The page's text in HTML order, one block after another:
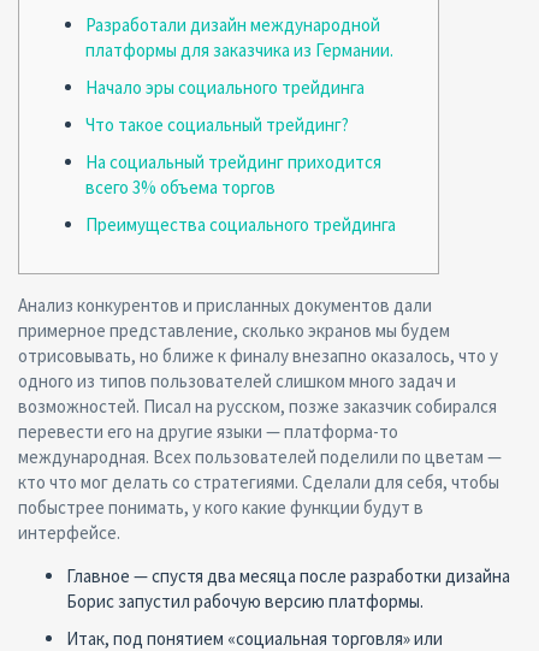
Разработали дизайн международной
платформы для заказчика из Германии.
Начало эры социального трейдинга
Что такое социальный трейдинг?
На социальный трейдинг приходится
всего 3% объема торгов
Преимущества социального трейдинга
Анализ конкурентов и присланных документов дали
примерное представление, сколько экранов мы будем
отрисовывать, но ближе к финалу внезапно оказалось, что у
одного из типов пользователей слишком много задач и
возможностей. Писал на русском, позже заказчик собирался
перевести его на другие языки — платформа-то
международная. Всех пользователей поделили по цветам —
кто что мог делать со стратегиями. Сделали для себя, чтобы
побыстрее понимать, у кого какие функции будут в
интерфейсе.
Главное — спустя два месяца после разработки дизайна
Борис запустил рабочую версию платформы.
Итак, под понятием «социальная торговля» или